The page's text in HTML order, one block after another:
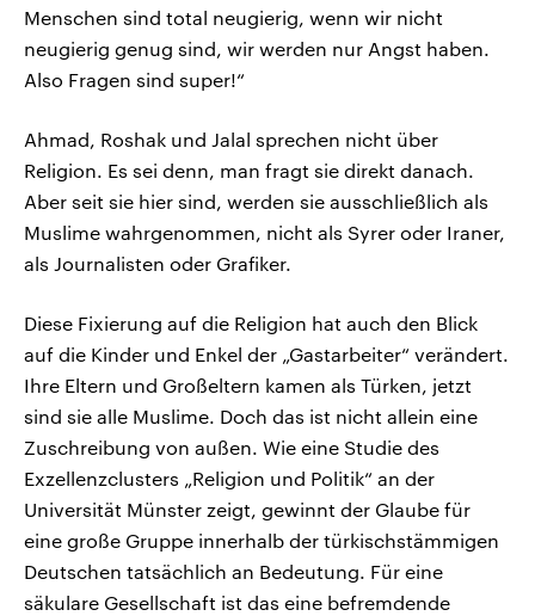
Menschen sind total neugierig, wenn wir nicht
neugierig genug sind, wir werden nur Angst haben.
Also Fragen sind super!“
Ahmad, Roshak und Jalal sprechen nicht über
Religion. Es sei denn, man fragt sie direkt danach.
Aber seit sie hier sind, werden sie ausschließlich als
Muslime wahrgenommen, nicht als Syrer oder Iraner,
als Journalisten oder Grafiker.
Diese Fixierung auf die Religion hat auch den Blick
auf die Kinder und Enkel der „Gastarbeiter“ verändert.
Ihre Eltern und Großeltern kamen als Türken, jetzt
sind sie alle Muslime. Doch das ist nicht allein eine
Zuschreibung von außen. Wie eine Studie des
Exzellenzclusters „Religion und Politik“ an der
Universität Münster zeigt, gewinnt der Glaube für
eine große Gruppe innerhalb der türkischstämmigen
Deutschen tatsächlich an Bedeutung. Für eine
säkulare Gesellschaft ist das eine befremdende